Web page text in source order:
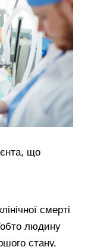
що
смерті
людину
стану,